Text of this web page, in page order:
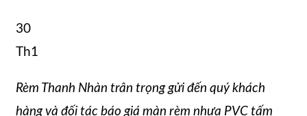
30
Th1
Rèm Thanh Nhàn trân trọng gửi đến quý khách
hàng và đối tác báo giá màn rèm nhựa PVC tấm